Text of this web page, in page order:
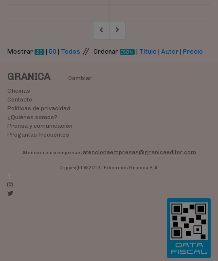
Mostrar 20 | 50 Todos // Ordenar ISBN Título |Autor |Precio
GRANICA
Cambiar
Oficinas
Contacto
Políticas de privacidad
¿Quiénes somos?
Prensa y comunicación
Preguntas frecuentes
Atención para empresas atencionaempresas@granicaeditor.com
Copyright © 2019 | Ediciones Granica S.A.